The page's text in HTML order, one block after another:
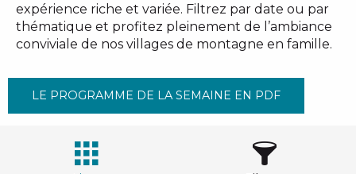
expérience riche et variée. Filtrez par date ou par
thématique et profitez pleinement de l’ambiance
conviviale de nos villages de montagne en famille.
LE PROGRAMME DE LA SEMAINE EN PDF